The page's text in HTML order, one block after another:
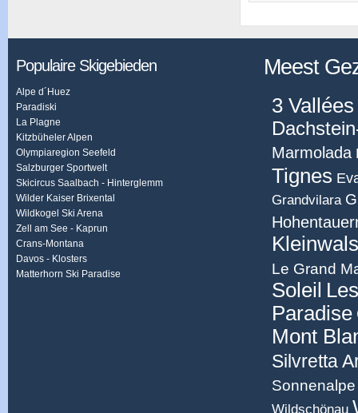
Populaire Skigebieden
Alpe d´Huez
Paradiski
La Plagne
Kitzbüheler Alpen
Olympiaregion Seefeld
Salzburger Sportwelt
Skicircus Saalbach - Hinterglemm
Wilder Kaiser Brixental
Wildkogel Ski Arena
Zell am See - Kaprun
Crans-Montana
Davos - Klosters
Matterhorn Ski Paradise
Meest
3 Vallées
Marmolada
Tignes
Grandvilara
Le Grand
Soleil
Paradise
Mont
Silvretta
Wildschönau